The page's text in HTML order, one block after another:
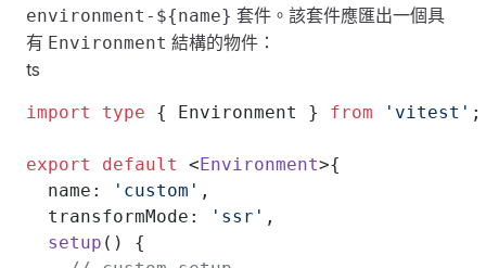
environment-${name} 套件。該套件應匯出一個具
有 Environment 結構的物件：
ts
import type { Environment } from 'vitest' ;
export default <Environment>{
  name:
'custom' ,
  transformMode:
'ssr' ,
  setup
() {